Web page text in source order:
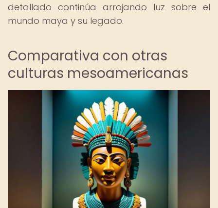
detallado continúa arrojando luz sobre el
mundo maya y su legado.
Comparativa con otras
culturas mesoamericanas